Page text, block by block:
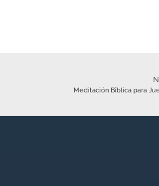
Meditación Bíblica para